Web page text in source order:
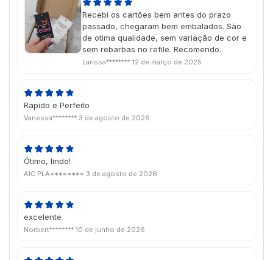
um charme muito especial! É um presente
de dia das mães e chegou na data
perfeita, super aprovado porque ela amou
🥹💖
Recebi os cartões bem antes do prazo
passado, chegaram bem embalados. São
de otima qualidade, sem variação de cor e
sem rebarbas no refile. Recomendo.
Larissa******** 12 de março de 2025
Rapido e Perfeito
Vanessa******** 3 de agosto de 2026
Ótimo, lindo!
AIC PLA******** 3 de agosto de 2026
excelente
Norbert******** 10 de junho de 2026